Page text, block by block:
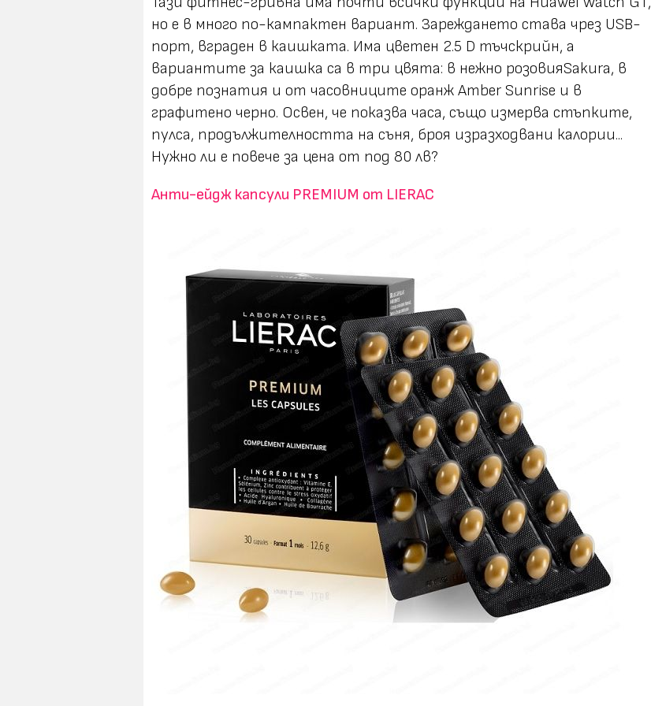
но e в много по-кампактен вариант. Зареждането става чрез USB-
порт, вграден в каишката. Има цветен 2.5 D тъчскрийн, а
вариантите за каишка са в три цвята: в нежно розовияSakura, в
добре познатия и от часовниците оранж Amber Sunrise и в
графитено черно. Освен, че показва часа, също измерва стъпките,
пулса, продължителността на съня, броя изразходвани калории...
Нужно ли е повече за цена от под 80 лв?
Анти-ейдж капсули PREMIUM от LIERAC